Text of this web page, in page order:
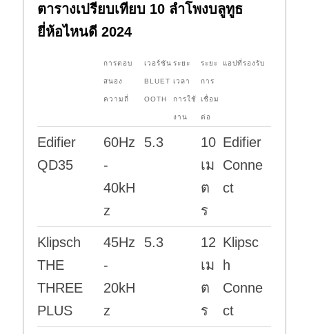
ตารางเปรียบเทียบ 10 ลำโพงบลูทูธ
ยี่ห้อไหนดี 2024
การตอบ
สนอง
ความถี่
เวอร์ชัน
BLUET
OOTH
ระยะ
เวลา
การใช้
งาน
ระยะ
การ
เชื่อม
ต่อ
แอปที่รองรับ
Edifier
QD35
60Hz
-
40kH
z
5.3
10
เม
ต
ร
Edifier
Conne
ct
Klipsch
THE
THREE
PLUS
45Hz
-
20kH
z
5.3
12
เม
ต
ร
Klipsc
h
Conne
ct